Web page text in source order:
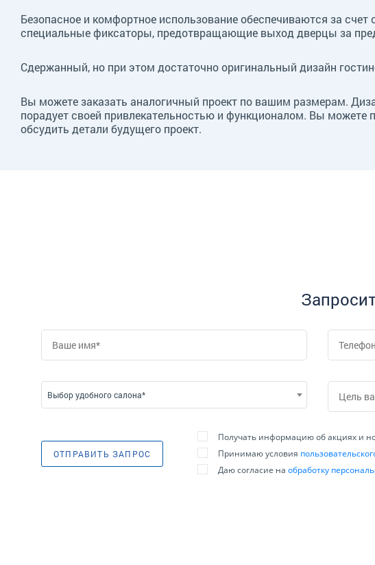
Безопасное и комфортное использование обеспечиваются за
специальные фиксаторы, предотвращающие выход дверцы за
Сдержанный, но при этом достаточно оригинальный дизайн
Вы можете заказать аналогичный проект по вашим размерам.
порадует своей привлекательностью и функционалом. Вы
обсудить детали будущего проект.
Выбор удобного салона*
ОТПРАВИТЬ ЗАПРОС
Получать информацию об акциях и
Принимаю условия
Даю согласие наобработку